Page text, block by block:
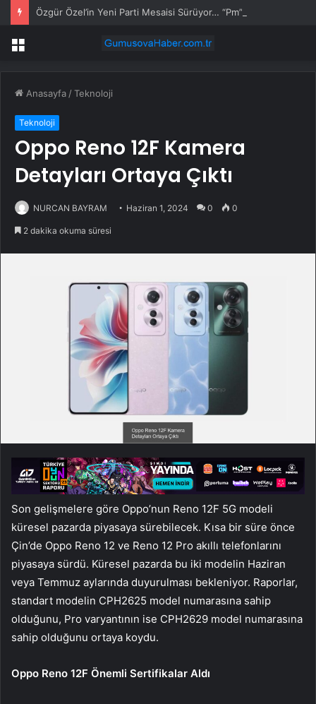
Menü
Anasayfa /Teknoloji
Teknoloji
Oppo Reno 12F Kamera
Detayları Ortaya Çıktı
NURCAN BAYRAM Haziran 1, 2024 0 0
2 dakika okuma süresi
Son gelişmelere göre Oppo’nun Reno 12F 5G modeli
küresel pazarda piyasaya sürebilecek. Kısa bir süre önce
Çin’de Oppo Reno 12 ve Reno 12 Pro akıllı telefonlarını
piyasaya sürdü. Küresel pazarda bu iki modelin Haziran
veya Temmuz aylarında duyurulması bekleniyor. Raporlar,
standart modelin CPH2625 model numarasına sahip
olduğunu, Pro varyantının ise CPH2629 model numarasına
sahip olduğunu ortaya koydu.
Oppo Reno 12F Önemli Sertifikalar Aldı